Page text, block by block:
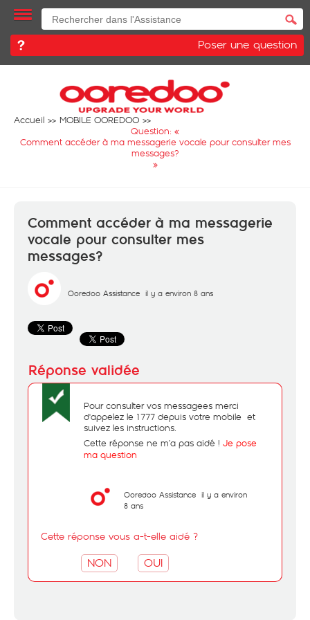
Poser une question
Accueil
MOBILE OOREDOO
Question: «
Comment accéder à ma messagerie vocale pour consulter mes
messages?
»
Comment accéder à ma messagerie
vocale pour consulter mes
messages?
Ooredoo Assistance il y a environ 8 ans
Pour consulter vos messagees merci
d'appelez le 1777 depuis votre mobile et
suivez les instructions.
Cette réponse ne m’a pas aidé ! Je pose
ma question
Ooredoo Assistance il y a environ
8 ans
Cette réponse vous a-t-elle aidé ?
NON OUI